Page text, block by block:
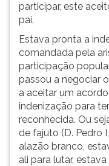
participar, este
pai.
Estava pronta a
comandada pela
participação
passou a negociar
a aceitar um
indenização para
reconhecida. Ou
de fajuto (D. Pedro
alazão branco,
ali para lutar,